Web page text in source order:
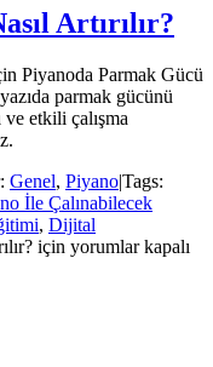
Artırılır?
Piyanoda Parmak Gücü
parmak gücünü
ve etkili çalışma
Genel, Piyano|Tags:
İle Çalınabilecek
, Dijital
için yorumlar kapalı